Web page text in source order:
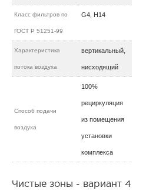
Класс фильтров по
ГОСТ Р 51251-99
G4, H14
Характеристика
потока воздуха
вертикальный,
нисходящий
Способ подачи
воздуха
100%
рециркуляция
из помещения
установки
комплекса
Чистые зоны - вариант 4